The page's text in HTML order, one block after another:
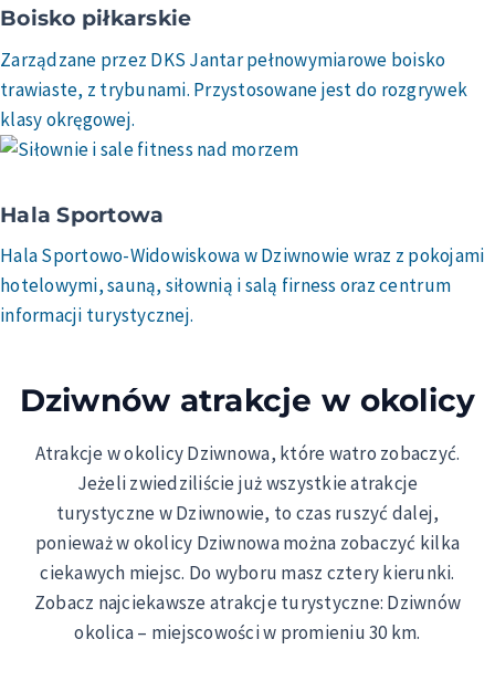
Boisko piłkarskie
Zarządzane przez DKS Jantar pełnowymiarowe boisko
trawiaste, z trybunami. Przystosowane jest do rozgrywek
klasy okręgowej.
Hala Sportowa
Hala Sportowo-Widowiskowa w Dziwnowie wraz z pokojami
hotelowymi, sauną, siłownią i salą firness oraz centrum
informacji turystycznej.
Dziwnów atrakcje w okolicy
Atrakcje w okolicy Dziwnowa, które watro zobaczyć.
Jeżeli zwiedziliście już wszystkie atrakcje
turystyczne w Dziwnowie, to czas ruszyć dalej,
ponieważ w okolicy Dziwnowa można zobaczyć kilka
ciekawych miejsc. Do wyboru masz cztery kierunki.
Zobacz najciekawsze atrakcje turystyczne: Dziwnów
okolica – miejscowości w promieniu 30 km.